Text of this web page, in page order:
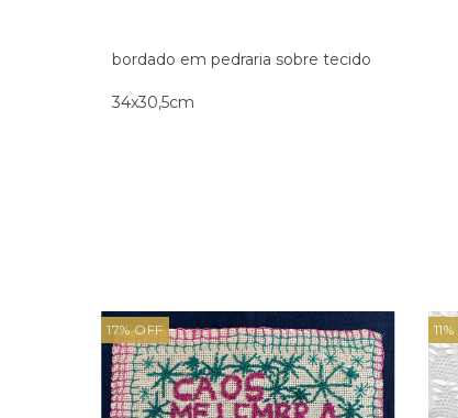
bordado em pedraria sobre tecido
34x30,5cm
17%OFF 11%